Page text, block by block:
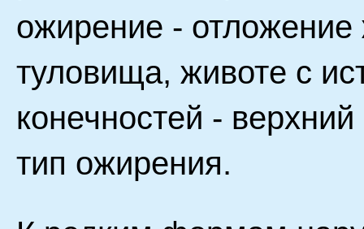
ожирение -
туловища, животе с
конечностей -
тип ожирения.